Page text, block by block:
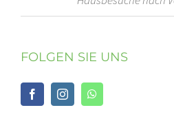
FOLGEN SIE UNS